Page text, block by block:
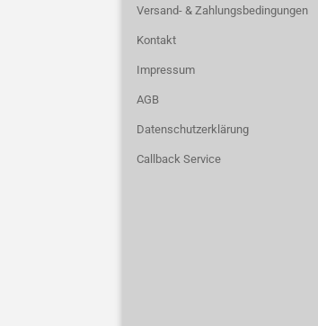
Versand- & Zahlungsbedingungen
Kontakt
Impressum
AGB
Datenschutzerklärung
Callback Service